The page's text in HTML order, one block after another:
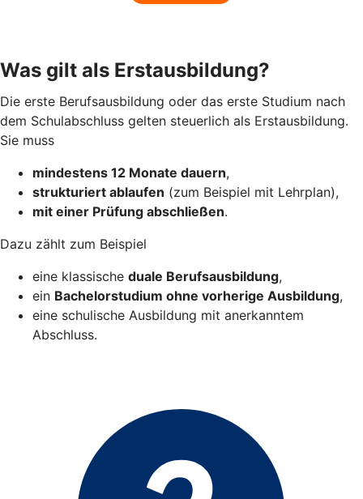
Was gilt als Erstausbildung?
Die erste Berufsausbildung oder das erste Studium nach
dem Schulabschluss gelten steuerlich als Erstausbildung.
Sie muss
mindestens 12 Monate dauern,
strukturiert ablaufen (zum Beispiel mit Lehrplan),
mit einer Prüfung abschließen.
Dazu zählt zum Beispiel
eine klassische duale Berufsausbildung,
ein Bachelorstudium ohne vorherige Ausbildung,
eine schulische Ausbildung mit anerkanntem
Abschluss.